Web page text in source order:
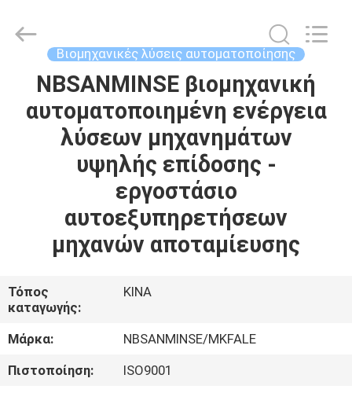
ΣΠΊΤΙ
ΠΡΟΪΌΝΤΑ
ΓΎΡΟΣ
ΕΡΓΟΣΤΑΣΊΩΝ
ΠΟΙΟΤΙΚΌΣ
ΈΛΕΓΧΟΣ
Export
Βιομηχανικές λύσεις αυτοματοποίησης
NBSANMINSE βιομηχανική
αυτοματοποιημένη ενέργεια
λύσεων μηχανημάτων
υψηλής επίδοσης -
εργοστάσιο
αυτοεξυπηρετήσεων
μηχανών αποταμίευσης
Τόπος
καταγωγής:
ΚΙΝΑ
Μάρκα:
NBSANMINSE/MKFALE
Πιστοποίηση:
ISO9001